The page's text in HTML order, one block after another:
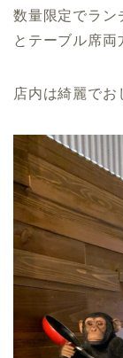
数量限定でラン
とテーブル席両
店内は綺麗でお